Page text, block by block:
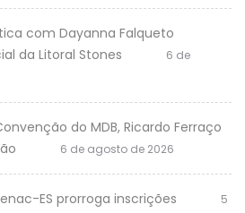
com Dayanna Falqueto
da Litoral Stones
6 de
do MDB, Ricardo Ferraço
6 de agosto de 2026
ES prorroga inscrições
5